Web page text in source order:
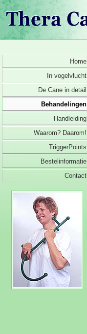
Home
In vogelvlucht
De Cane in detail
Behandelingen
Handleiding
Waarom? Daarom!
TriggerPoints
Bestelinformatie
Contact